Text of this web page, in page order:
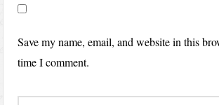
Save my name, email, and website in this
time I comment.